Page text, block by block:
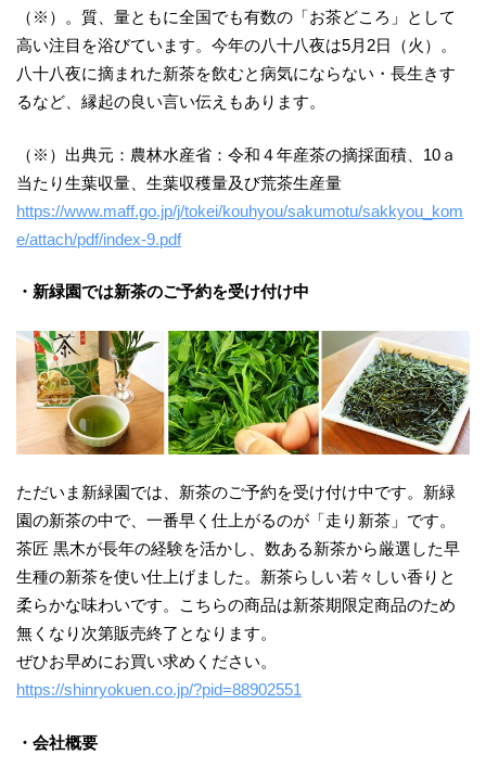
（※）。質、量ともに全国でも有数の「お茶どころ」として
高い注目を浴びています。今年の八十八夜は5月2日（火）。
八十八夜に摘まれた新茶を飲むと病気にならない・長生きす
るなど、縁起の良い言い伝えもあります。
（※）出典元：農林水産省：令和４年産茶の摘採面積、10ａ
当たり生葉収量、生葉収穫量及び荒茶生産量
https://www.maff.go.jp/j/tokei/kouhyou/sakumotu/sakkyou_kom
e/attach/pdf/index-9.pdf
・新緑園では新茶のご予約を受け付け中
ただいま新緑園では、新茶のご予約を受け付け中です。新緑
園の新茶の中で、一番早く仕上がるのが「走り新茶」です。
茶匠 黒木が長年の経験を活かし、数ある新茶から厳選した早
生種の新茶を使い仕上げました。新茶らしい若々しい香りと
柔らかな味わいです。こちらの商品は新茶期限定商品のため
無くなり次第販売終了となります。
ぜひお早めにお買い求めください。
https://shinryokuen.co.jp/?pid=88902551
・会社概要